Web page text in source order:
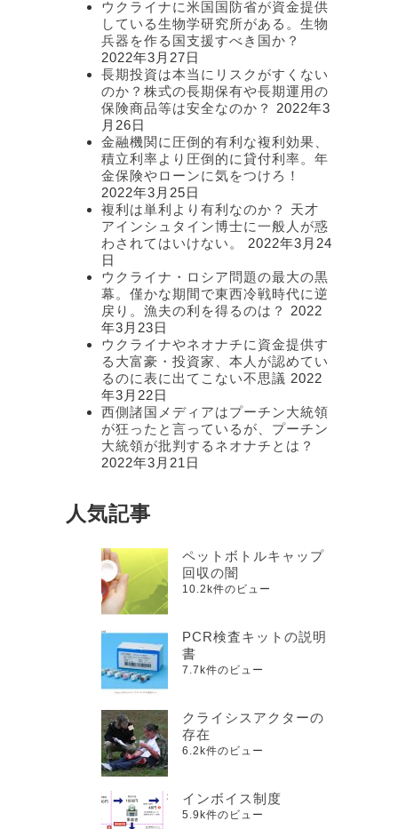
ウクライナに米国国防省が資金提供
している生物学研究所がある。生物
兵器を作る国支援すべき国か？
2022年3月27日
長期投資は本当にリスクがすくない
のか？株式の長期保有や長期運用の
保険商品等は安全なのか？
2022年3
月26日
金融機関に圧倒的有利な複利効果、
積立利率より圧倒的に貸付利率。年
金保険やローンに気をつけろ！
2022年3月25日
複利は単利より有利なのか？ 天才
アインシュタイン博士に一般人が惑
わされてはいけない。
2022年3月24
日
ウクライナ・ロシア問題の最大の黒
幕。僅かな期間で東西冷戦時代に逆
戻り。漁夫の利を得るのは？
2022
年3月23日
ウクライナやネオナチに資金提供す
る大富豪・投資家、本人が認めてい
るのに表に出てこない不思議 2022
年3月22日
西側諸国メディアはプーチン大統領
が狂ったと言っているが、プーチン
大統領が批判するネオナチとは？
2022年3月21日
人気記事
ペットボトルキャップ
回収の闇
10.2k件のビュー
PCR検査キットの説明
書
7.7k件のビュー
クライシスアクターの
存在
6.2k件のビュー
インボイス制度
5.9k件のビュー